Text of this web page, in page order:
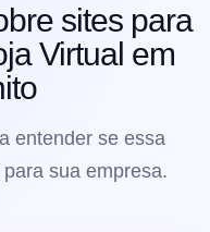
sites para
Virtual em
entender se essa
sua empresa.